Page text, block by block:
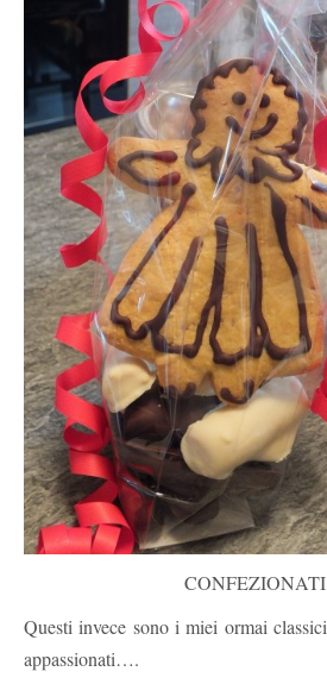
Questi invece sono i miei ormai
appassionati….